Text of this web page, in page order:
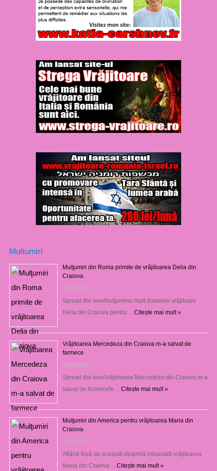
Multumiri
Mulţumiri din Roma primite de vrăjitoarea Delia din
Craiova
06/08/2026
Spread the loveMulţumesc mult doamnei vrăjitoare
Delia din Craiova pentru …Citește mai mult »
Vrăjitoarea Mercedeza din Craiova m-a salvat de
farmece
06/08/2026
Spread the loveVrăjitoarea Mercedeza din Craiova m-a
salvat de farmecele …Citește mai mult »
Mulţumiri din America pentru vrăjitoarea Maria din
Craiova
31/07/2026
Aflând însă de această doamnă minunată vrăjitoarea
Maria din Craiova …Citește mai mult »